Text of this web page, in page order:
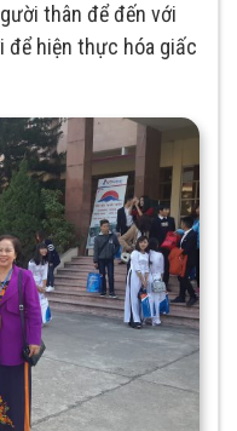
thân để đến với
để hiện thực hóa giấc